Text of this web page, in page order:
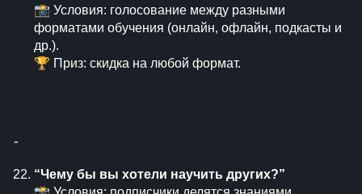
📸 Условия: голосование между разными
форматами обучения (онлайн, офлайн, подкасты и
др.).
🏆 Приз: скидка на любой формат.
⁃
“Чему бы вы хотели научить других?”